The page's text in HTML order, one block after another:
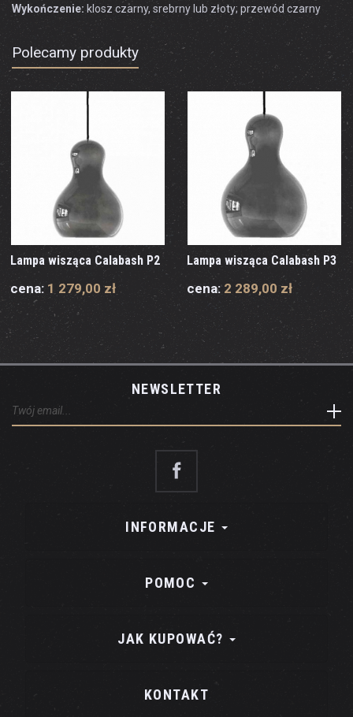
Wykończenie: klosz czarny, srebrny lub złoty; przewód czarny
Polecamy produkty
Lampa wisząca Calabash P2
cena: 1 279,00 zł
Lampa wisząca Calabash P3
cena: 2 289,00 zł
NEWSLETTER
INFORMACJE
POMOC
JAK KUPOWAĆ?
KONTAKT